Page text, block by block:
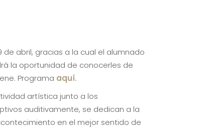
de abril, gracias a la cual el alumnado
la oportunidad de conocerles de
Programa aquí.
artística junto a los
auditivamente, se dedican a la
en el mejor sentido de